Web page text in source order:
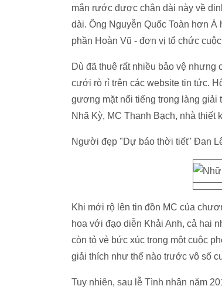
mắn rước được chân dài này về
dài. Ông Nguyễn Quốc Toàn hơn Á
phần Hoàn Vũ - đơn vị tổ chức
Dù đã thuê rất nhiều bảo vệ nhưng
cưới rò rỉ trên các website tin tức.
gương mặt nổi tiếng trong làng giải
Nhã Kỳ, MC Thanh Bạch, nhà thiết
Người đẹp "Dự báo thời tiết" Đan
Khi mới rộ lên tin đồn MC của
hoa với đạo diễn Khải Anh, cả hai
còn tỏ vẻ bức xúc trong một cuộc
giải thích như thế nào trước vô số
Tuy nhiên, sau lễ Tình nhân năm